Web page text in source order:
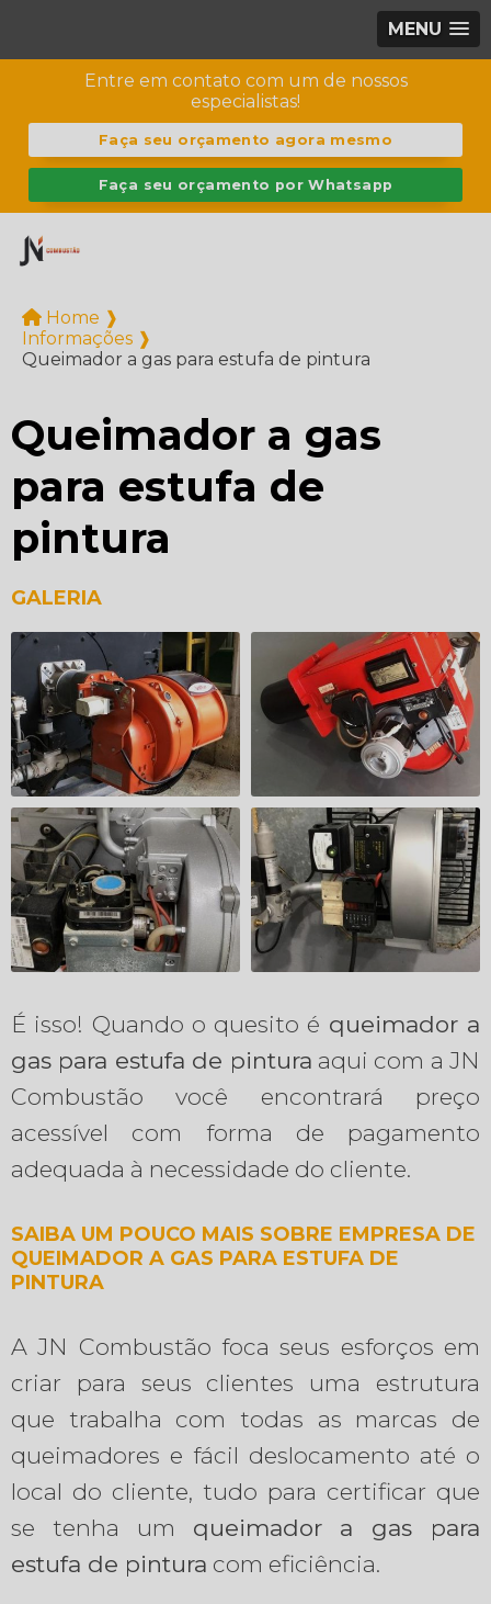
MENU
Entre em contato com um de nossos
especialistas!
Faça seu orçamento agora mesmo
Faça seu orçamento por Whatsapp
Home ❱
Informações ❱
Queimador a gas para estufa de pintura
Queimador a gas
para estufa de
pintura
GALERIA
É isso! Quando o quesito é queimador a
gas para estufa de pintura aqui com a JN
Combustão você encontrará preço
acessível com forma de pagamento
adequada à necessidade do cliente.
SAIBA UM POUCO MAIS SOBRE EMPRESA DE
QUEIMADOR A GAS PARA ESTUFA DE
PINTURA
A JN Combustão foca seus esforços em
criar para seus clientes uma estrutura
que trabalha com todas as marcas de
queimadores e fácil deslocamento até o
local do cliente, tudo para certificar que
se tenha um queimador a gas para
estufa de pintura com eficiência.